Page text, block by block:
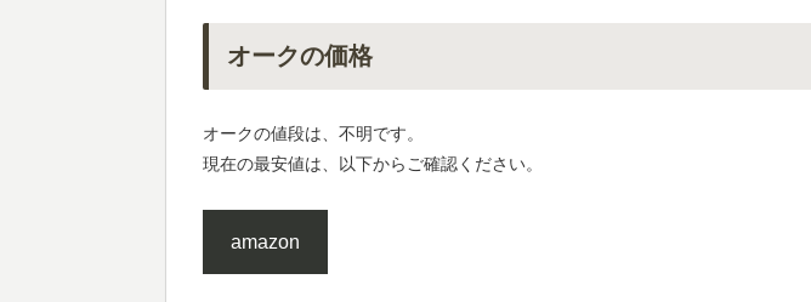
オークの価格
オークの値段は、不明です。
現在の最安値は、以下からご確認ください。
amazon